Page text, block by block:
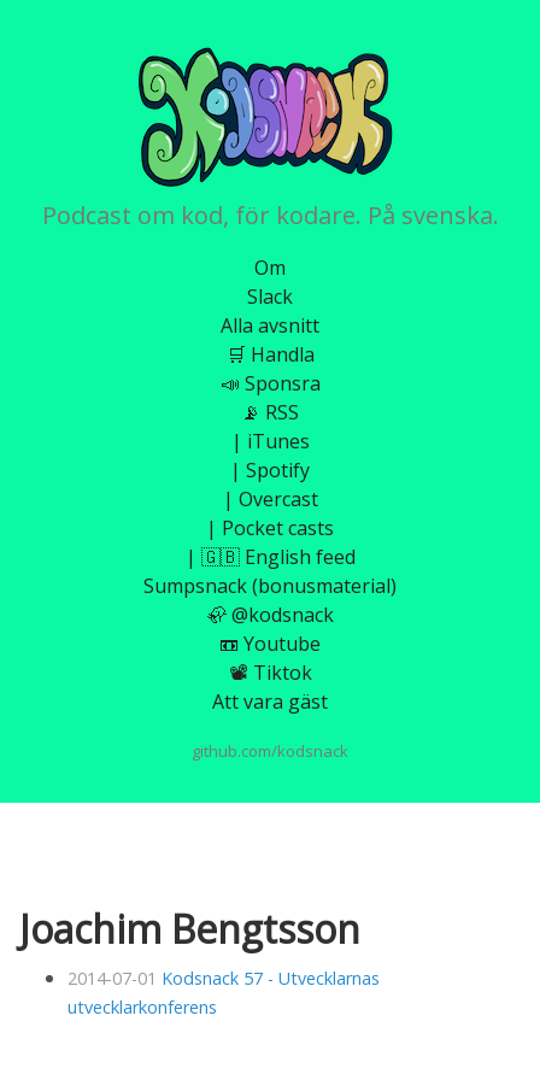
Podcast om kod, för kodare. På svenska.
Om
Slack
Alla avsnitt
🛒 Handla
📣 Sponsra
📡 RSS
| iTunes
| Spotify
| Overcast
| Pocket casts
| 🇬🇧 English feed
Sumpsnack (bonusmaterial)
🦣 @kodsnack
📼 Youtube
📽️ Tiktok
Att vara gäst
github.com/kodsnack
Joachim Bengtsson
2014-07-01 Kodsnack 57 - Utvecklarnas
utvecklarkonferens